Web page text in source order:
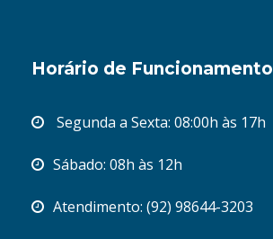
Horário de Funcionamento
Segunda a Sexta: 08:00h às 17h
Sábado: 08h às 12h
Atendimento: (92) 98644-3203